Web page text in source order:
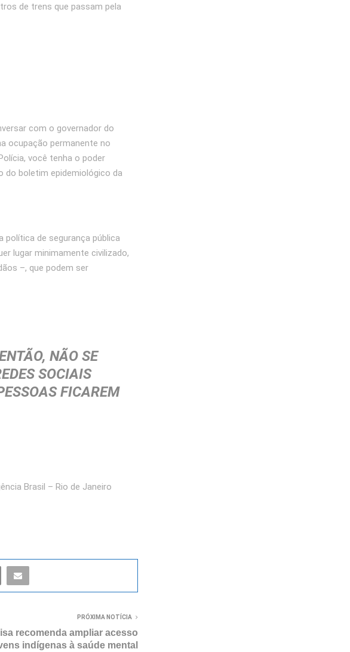
de trens que passam pela
com o governador do
ocupação permanente no
você tenha o poder
do boletim epidemiológico da
de segurança pública
lugar minimamente civilizado,
–, que podem ser
NÃO SE
SOCIAIS
FICAREM
Brasil – Rio de Janeiro
PRÓXIMA NOTÍCIA
recomenda ampliar acesso
indígenas à saúde mental